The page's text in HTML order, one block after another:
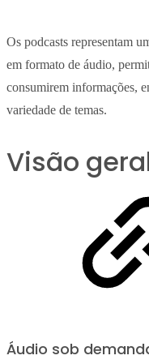
Os podcasts representam
em formato de áudio,
consumirem informações,
variedade de temas.
Visão
Áudio sob